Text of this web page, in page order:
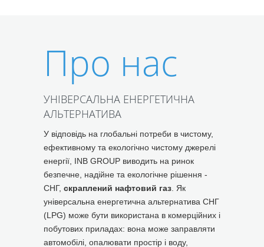
Про нас
УНІВЕРСАЛЬНА ЕНЕРГЕТИЧНА
АЛЬТЕРНАТИВА
У відповідь на глобальні потреби в чистому,
ефективному та екологічно чистому джерелі
енергії, INB GROUP виводить на ринок
безпечне, надійне та екологічне рішення -
СНГ, скраплений нафтовий газ . Як
універсальна енергетична альтернатива СНГ
(LPG) може бути використана в комерційних і
побутових приладах: вона може заправляти
автомобілі, опалювати простір і воду,